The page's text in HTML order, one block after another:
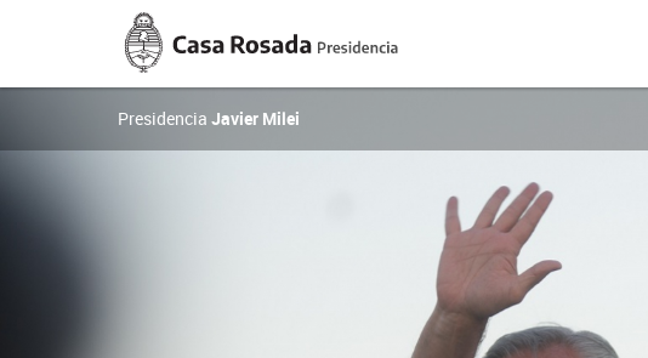
Casa
Rosada
Presidencia
de
Nación
Presidencia Javier Milei